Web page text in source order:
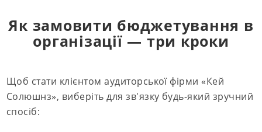
Як замовити бюджетування в
організації — три кроки
Щоб стати клієнтом аудиторської фірми «Кей
Солюшнз», виберіть для зв'язку будь-який зручний
спосіб: